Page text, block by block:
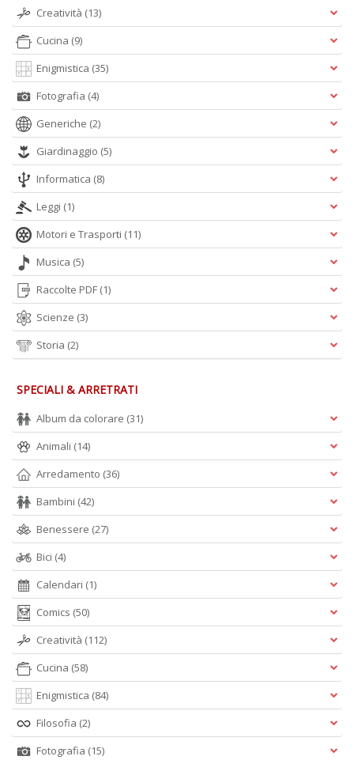
Creatività (13)
Cucina (9)
Enigmistica (35)
Fotografia (4)
Generiche (2)
Giardinaggio (5)
Informatica (8)
Leggi (1)
Motori e Trasporti (11)
Musica (5)
Raccolte PDF (1)
Scienze (3)
Storia (2)
SPECIALI & ARRETRATI
Album da colorare (31)
Animali (14)
Arredamento (36)
Bambini (42)
Benessere (27)
Bici (4)
Calendari (1)
Comics (50)
Creatività (112)
Cucina (58)
Enigmistica (84)
Filosofia (2)
Fotografia (15)